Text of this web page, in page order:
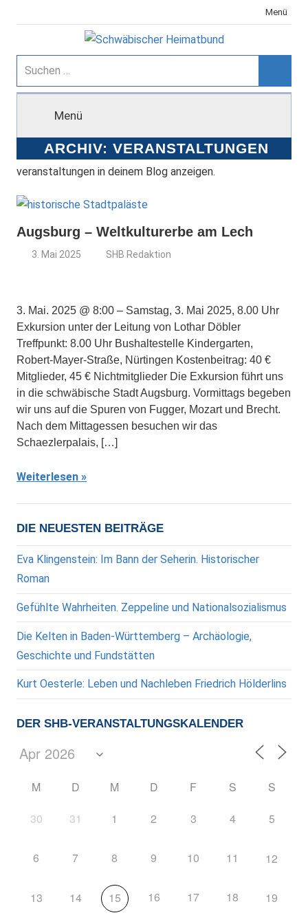
Inhalt
Menü
Schwäbischer
Heimatbund
Suchen
nach:
Menü
ARCHIV: VERANSTALTUNGEN
veranstaltungen in deinem Blog anzeigen.
Augsburg – Weltkulturerbe am Lech
3. Mai 2025 SHB Redaktion
3. Mai. 2025 @ 8:00 – Samstag, 3. Mai 2025, 8.00 Uhr
Exkursion unter der Leitung von Lothar Döbler
Treffpunkt: 8.00 Uhr Bushaltestelle Kindergarten,
Robert-Mayer-Straße, Nürtingen Kostenbeitrag: 40 €
Mitglieder, 45 € Nichtmitglieder Die Exkursion führt uns
in die schwäbische Stadt Augsburg. Vormittags begeben
wir uns auf die Spuren von Fugger, Mozart und Brecht.
Nach dem Mittagessen besuchen wir das
Schaezlerpalais, […]
Weiterlesen
DIE NEUESTEN BEITRÄGE
Eva Klingenstein: Im Bann der Seherin. Historischer
Roman
Gefühlte Wahrheiten. Zeppeline und Nationalsozialismus
Die Kelten in Baden-Württemberg – Archäologie,
Geschichte und Fundstätten
Kurt Oesterle: Leben und Nachleben Friedrich Hölderlins
DER SHB-VERANSTALTUNGSKALENDER
M D M D F S S
30 31 1 2 3 4 5
6 7 8 9 10 11 12
13 14 15 16 17 18 19